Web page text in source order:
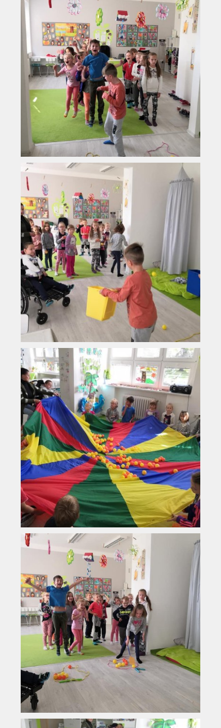
Vyhledávání na webu